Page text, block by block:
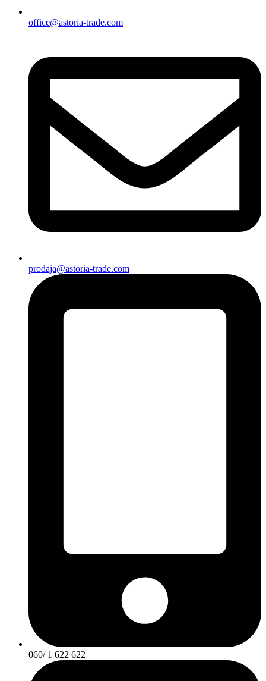
office@astoria-trade.com
prodaja@astoria-trade.com
060/ 1 622 622